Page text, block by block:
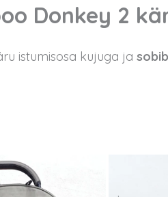
Donkey 2
istumisosa kujuga ja